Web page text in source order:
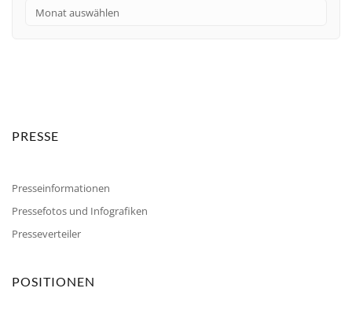
PRESSE
Presseinformationen
Pressefotos und Infografiken
Presseverteiler
POSITIONEN